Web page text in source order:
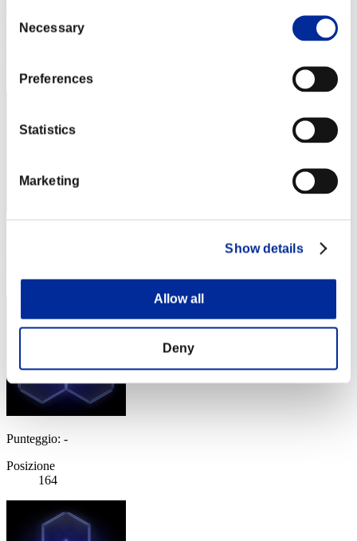
Selection
Necessary
Preferences
Statistics
Marketing
Show details
Allow all
Deny
Punteggio:Lv:100/03'52"71
162
163
Punteggio: -
Posizione
164